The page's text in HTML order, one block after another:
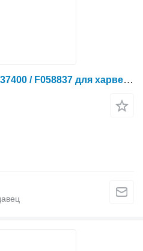
Гидрораспределитель 137400 / F058837 для харвестера John Deere 1070